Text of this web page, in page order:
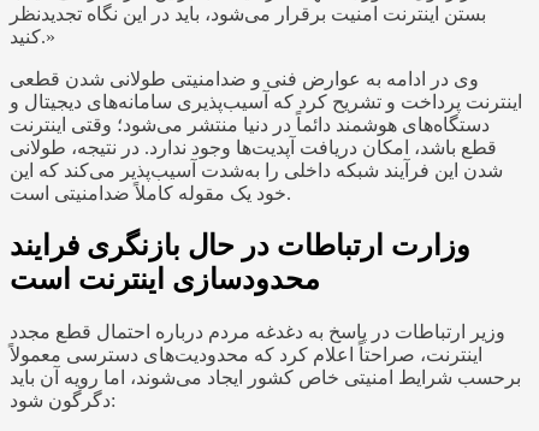
بستن اینترنت امنیت برقرار می‌شود، باید در این نگاه تجدیدنظر
کنید.»
وی در ادامه به عوارض فنی و ضدامنیتی طولانی شدن قطعی
اینترنت پرداخت و تشریح کرد که آسیب‌پذیری سامانه‌های دیجیتال و
دستگاه‌های هوشمند دائماً در دنیا منتشر می‌شود؛ وقتی اینترنت
قطع باشد، امکان دریافت آپدیت‌ها وجود ندارد. در نتیجه، طولانی
شدن این فرآیند شبکه داخلی را به‌شدت آسیب‌پذیر می‌کند که این
خود یک مقوله کاملاً ضدامنیتی است.
وزارت ارتباطات در حال بازنگری فرایند
محدودسازی اینترنت است
وزیر ارتباطات در پاسخ به دغدغه مردم درباره احتمال قطع مجدد
اینترنت، صراحتاً اعلام کرد که محدودیت‌های دسترسی معمولاً
برحسب شرایط امنیتی خاص کشور ایجاد می‌شوند، اما رویه آن باید
دگرگون شود: